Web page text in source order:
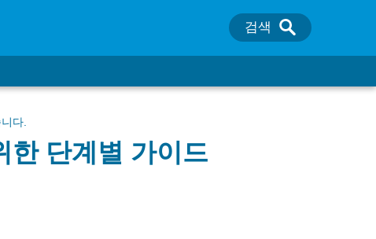
검색
다.
단계별 가이드